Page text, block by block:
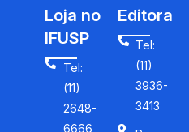
Loja no
IFUSP
Tel:
(11)
2648-
6666
Editora
Tel:
(11)
3936-
3413